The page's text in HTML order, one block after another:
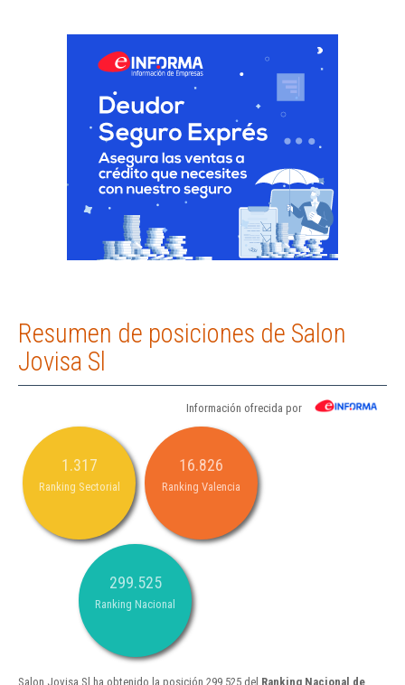
Resumen de posiciones de Salon
Jovisa Sl
Información ofrecida por
1.317
Ranking Sectorial
16.826
Ranking Valencia
299.525
Ranking Nacional
Salon Jovisa Sl ha obtenido la posición 299.525 del Ranking Nacional de